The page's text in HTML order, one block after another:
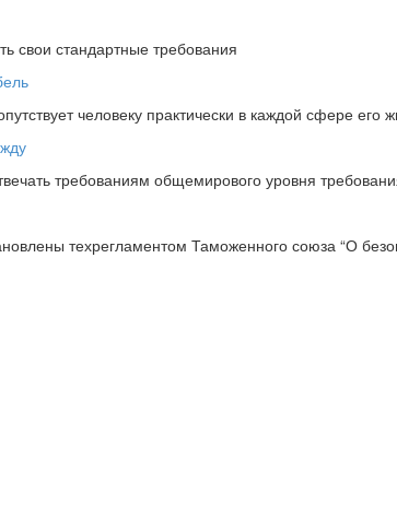
свои стандартные требования
человеку практически в каждой сфере его
требованиям общемирового уровня
техрегламентом Таможенного союза “О